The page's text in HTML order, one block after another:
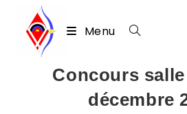
Menu
Concours salle
décembre